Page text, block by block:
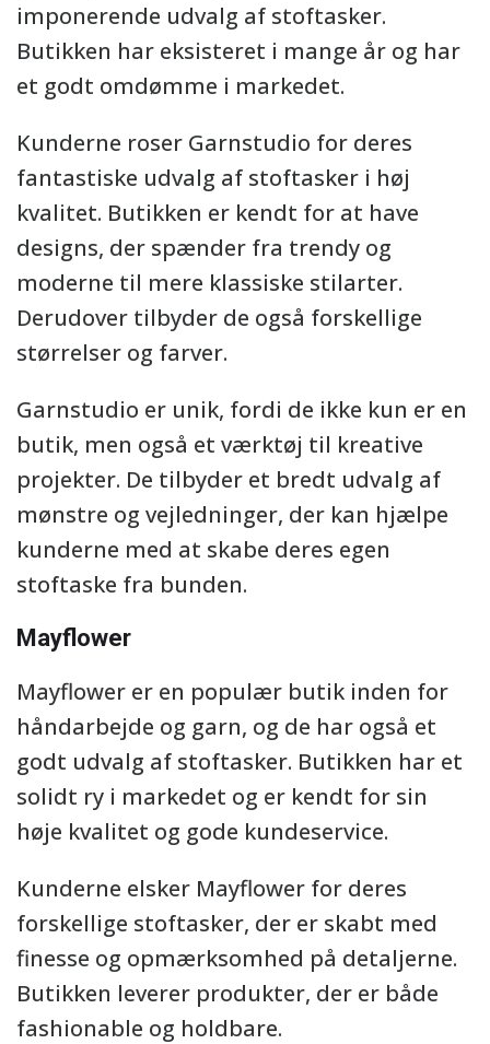
imponerende udvalg af stoftasker.
Butikken har eksisteret i mange år og har
et godt omdømme i markedet.
Kunderne roser Garnstudio for deres
fantastiske udvalg af stoftasker i høj
kvalitet. Butikken er kendt for at have
designs, der spænder fra trendy og
moderne til mere klassiske stilarter.
Derudover tilbyder de også forskellige
størrelser og farver.
Garnstudio er unik, fordi de ikke kun er en
butik, men også et værktøj til kreative
projekter. De tilbyder et bredt udvalg af
mønstre og vejledninger, der kan hjælpe
kunderne med at skabe deres egen
stoftaske fra bunden.
Mayflower
Mayflower er en populær butik inden for
håndarbejde og garn, og de har også et
godt udvalg af stoftasker. Butikken har et
solidt ry i markedet og er kendt for sin
høje kvalitet og gode kundeservice.
Kunderne elsker Mayflower for deres
forskellige stoftasker, der er skabt med
finesse og opmærksomhed på detaljerne.
Butikken leverer produkter, der er både
fashionable og holdbare.